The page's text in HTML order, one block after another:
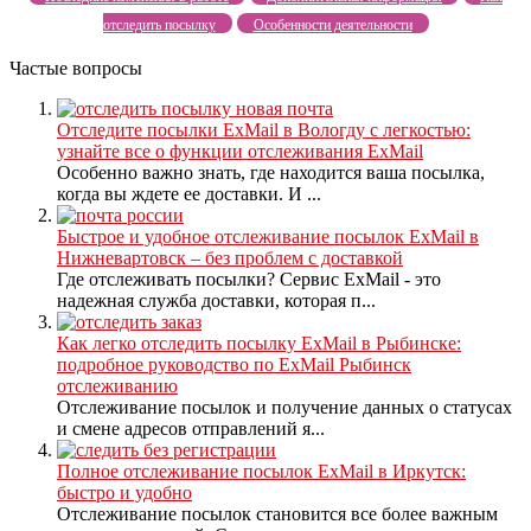
отследить посылку
Особенности деятельности
Частые вопросы
Отследите посылки ExMail в Вологду с легкостью:
узнайте все о функции отслеживания ExMail
Особенно важно знать, где находится ваша посылка,
когда вы ждете ее доставки. И ...
Быстрое и удобное отслеживание посылок ExMail в
Нижневартовск – без проблем с доставкой
Где отслеживать посылки? Сервис ExMail - это
надежная служба доставки, которая п...
Как легко отследить посылку ExMail в Рыбинске:
подробное руководство по ExMail Рыбинск
отслеживанию
Отслеживание посылок и получение данных о статусах
и смене адресов отправлений я...
Полное отслеживание посылок ExMail в Иркутск:
быстро и удобно
Отслеживание посылок становится все более важным